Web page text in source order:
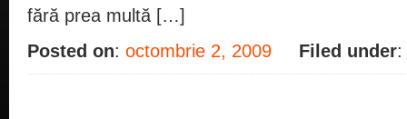
fără prea multă […]
Posted on: octombrie 2, 2009 Filed under: